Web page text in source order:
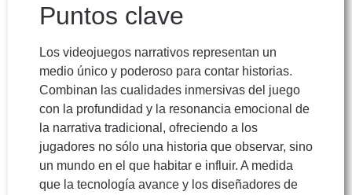
Puntos clave
Los videojuegos narrativos representan un
medio único y poderoso para contar historias.
Combinan las cualidades inmersivas del juego
con la profundidad y la resonancia emocional de
la narrativa tradicional, ofreciendo a los
jugadores no sólo una historia que observar, sino
un mundo en el que habitar e influir. A medida
que la tecnología avance y los diseñadores de